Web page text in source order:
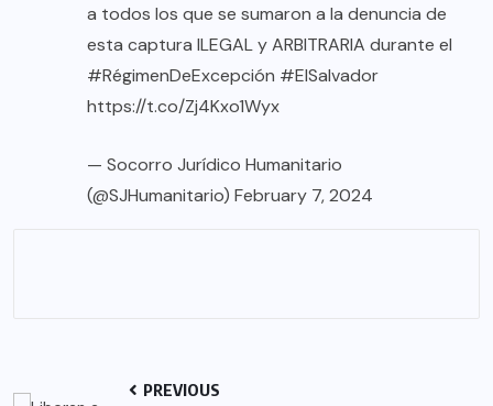
a todos los que se sumaron a la denuncia de
esta captura ILEGAL y ARBITRARIA durante el
#RégimenDeExcepción #ElSalvador
https://t.co/Zj4Kxo1Wyx
— Socorro Jurídico Humanitario
(@SJHumanitario) February 7, 2024
PREVIOUS